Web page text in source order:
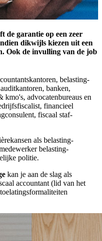
de garantie op een zeer
dikwijls kiezen uit een
Ook de invulling van de job
belasting­
banken,
kmo's, advocaten­bureaus en
financieel
fiscaal staf­
als belasting­
belasting­
politie.
kan je aan de slag als
accountant (lid van het